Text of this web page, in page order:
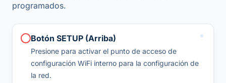
programados.
Botón SETUP (Arriba)
Presione para activar el punto de acceso de
configuración WiFi interno para la configuración de
la red.